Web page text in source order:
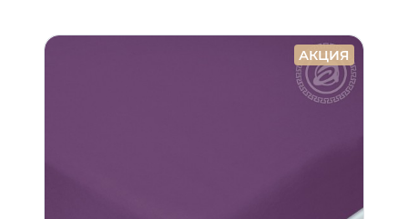
АКЦИЯ